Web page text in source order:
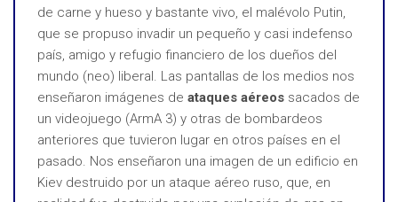
de carne y hueso y bastante vivo, el malévolo Putin,
que se propuso invadir un pequeño y casi indefenso
país, amigo y refugio financiero de los dueños del
mundo (neo) liberal. Las pantallas de los medios nos
enseñaron imágenes de ataques aéreos sacados de
un videojuego (ArmA 3) y otras de bombardeos
anteriores que tuvieron lugar en otros países en el
pasado. Nos enseñaron una imagen de un edificio en
Kiev destruido por un ataque aéreo ruso, que, en